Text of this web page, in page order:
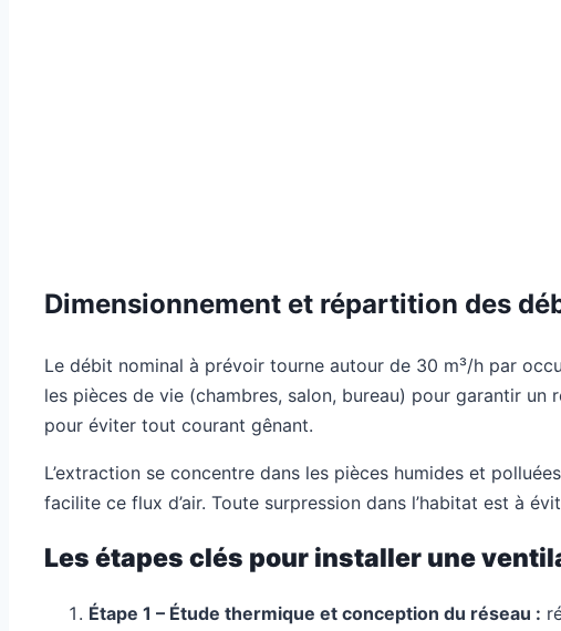
Dimensionnement et répartition des
Le débit nominal à prévoir tourne autour de 30 m³/h par
les pièces de vie (chambres, salon, bureau) pour garantir
pour éviter tout courant gênant.
L’extraction se concentre dans les pièces humides et
facilite ce flux d’air. Toute surpression dans l’habitat est à
Les étapes clés pour installer une
Étape 1 – Étude thermique et conception du réseau :